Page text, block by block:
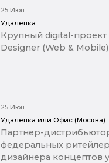
25 Июн
Удаленка
Крупный digital-
Designer (Web & Mobile)
25 Июн
Удаленка или Офис (Москва)
Партнер-
федеральных
дизайнера концептов